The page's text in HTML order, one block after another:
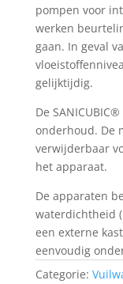
pompen voor
werken
gaan. In geval
gelijktijdig.
De
onderhoud. De
verwijderbaar
het apparaat.
De apparaten
waterdichtheid
een externe
eenvoudig
Categorie: